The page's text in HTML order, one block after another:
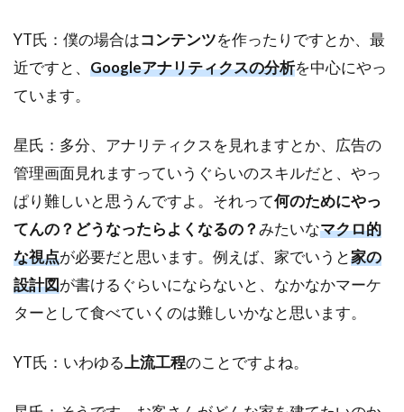
YT氏：僕の場合はコンテンツを作ったりですとか、最
近ですと、 Googleアナリティクスの分析を中心にやっ
ています。
星氏：多分、アナリティクスを見れますとか、広告の
管理画面見れますっていうぐらいのスキルだと、やっ
ぱり難しいと思うんですよ。それって何のためにやっ
てんの？どうなったらよくなるの？みたいなマクロ的
な視点が必要だと思います。例えば、家でいうと家の
設計図が書けるぐらいにならないと、なかなかマーケ
ターとして食べていくのは難しいかなと思います。
YT氏：いわゆる 上流工程のことですよね。